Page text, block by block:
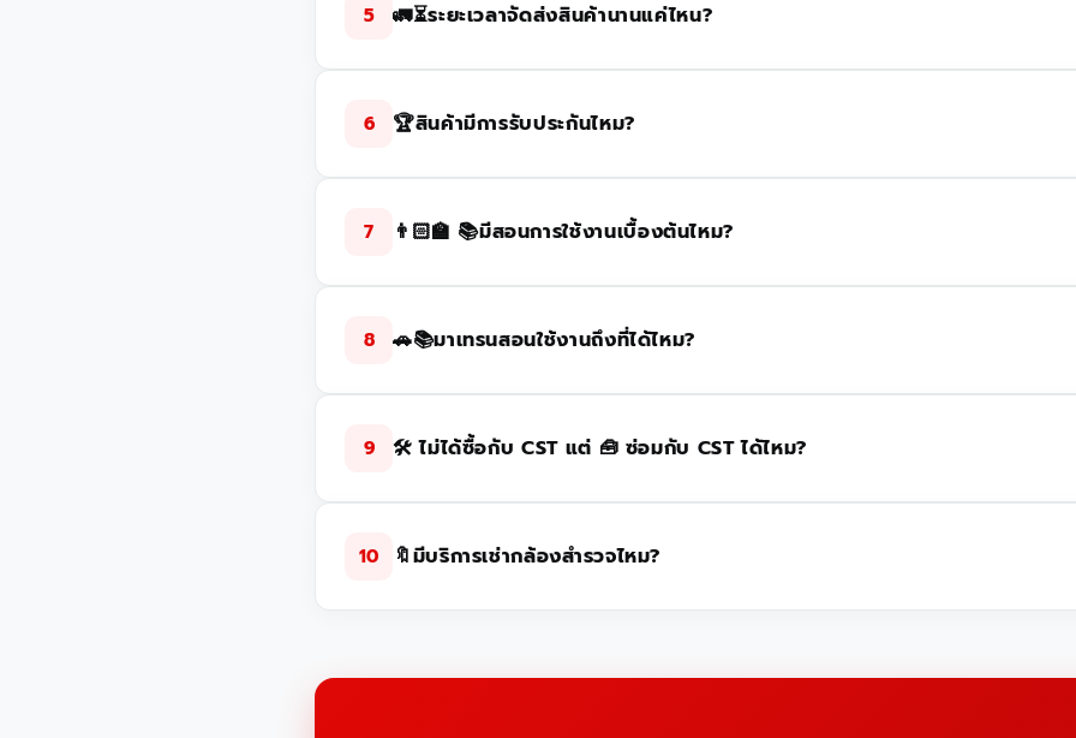
5 🚛⏳ระยะเวลาจัดส่งสินค้านานแค่ไหน?
6 🏆สินค้ามีการรับประกันไหม?
7 👨🏻‍🏫 📚มีสอนการใช้งานเบื้องต้นไหม?
8 🚗📚มาเทรนสอนใช้งานถึงที่ได้ไหม?
9 🛠️ ไม่ได้ซื้อกับ CST แต่ 🧰 ซ่อมกับ CST ได้ไหม?
10 🔖มีบริการเช่ากล้องสำรวจไหม?